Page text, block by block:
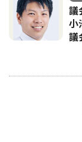
議
小
議